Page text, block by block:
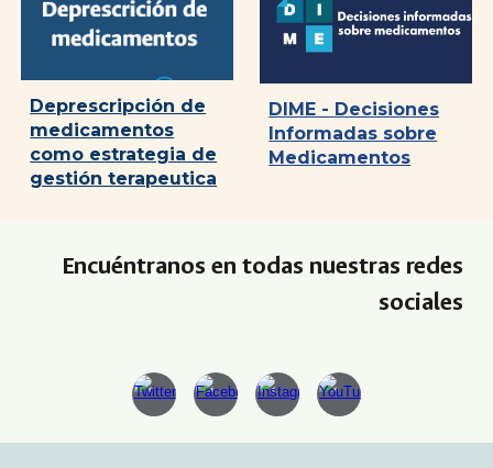
Deprescripción de
medicamentos
como estrategia de
gestión terapeutica
DIME - Decisiones
Informadas sobre
Medicamentos
Encuéntranos en todas nuestras redes
sociales